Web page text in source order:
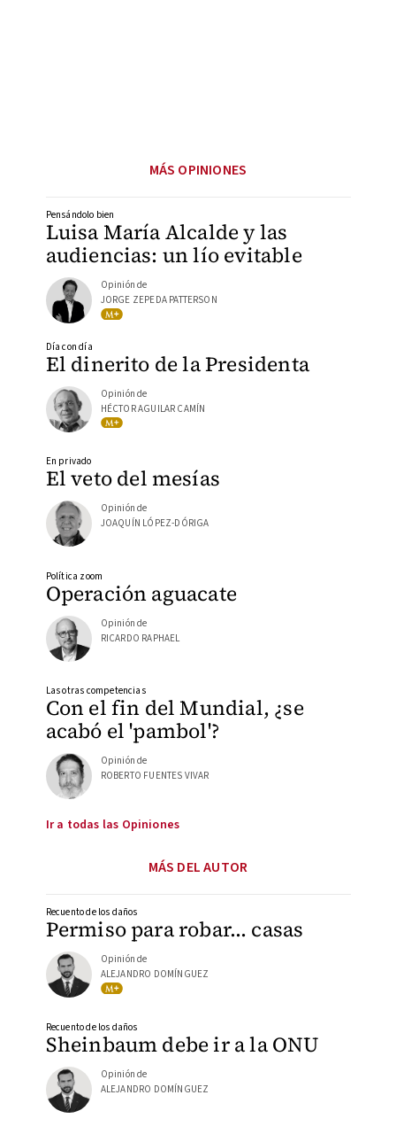
MÁS OPINIONES
Luisa María Alcalde y las
audiencias: un lío evitable
Pensándolo bien
Opinión de
JORGE ZEPEDA PATTERSON
El dinerito de la Presidenta
Día con día
Opinión de
HÉCTOR AGUILAR CAMÍN
El veto del mesías
En privado
Opinión de
JOAQUÍN LÓPEZ-DÓRIGA
Operación aguacate
Política zoom
Opinión de
RICARDO RAPHAEL
Con el fin del Mundial, ¿se
acabó el 'pambol'?
Las otras competencias
Opinión de
ROBERTO FUENTES VIVAR
Ir a todas las Opiniones
MÁS DEL AUTOR
Permiso para robar… casas
Recuento de los daños
Opinión de
ALEJANDRO DOMÍNGUEZ
Sheinbaum debe ir a la ONU
Recuento de los daños
Opinión de
ALEJANDRO DOMÍNGUEZ